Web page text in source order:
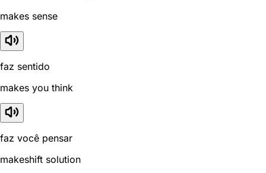
makes sense
faz sentido
makes you think
faz você pensar
makeshift solution